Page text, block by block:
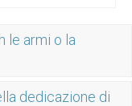
le armi o la
dedicazione di